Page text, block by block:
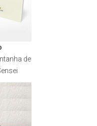
de